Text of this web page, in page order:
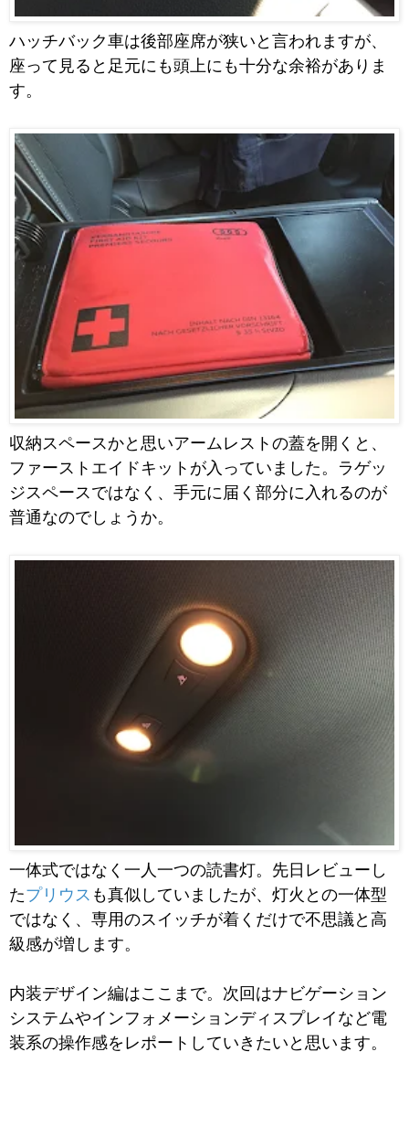
ハッチバック車は後部座席が狭いと言われますが、
座って見ると足元にも頭上にも十分な余裕がありま
す。
収納スペースかと思いアームレストの蓋を開くと、
ファーストエイドキットが入っていました。ラゲッ
ジスペースではなく、手元に届く部分に入れるのが
普通なのでしょうか。
一体式ではなく一人一つの読書灯。先日レビューし
たプリウス も真似していましたが、灯火との一体型
ではなく、専用のスイッチが着くだけで不思議と高
級感が増します。
内装デザイン編はここまで。次回はナビゲーション
システムやインフォメーションディスプレイなど電
装系の操作感をレポートしていきたいと思います。